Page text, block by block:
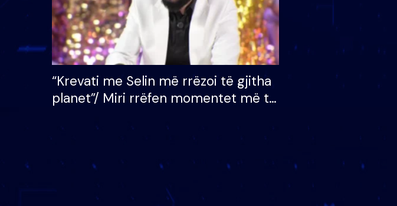
“Krevati me Selin më rrëzoi të gjitha
planet”/ Miri rrëfen momentet më të
mungojë zilja e mëngjesit kur…